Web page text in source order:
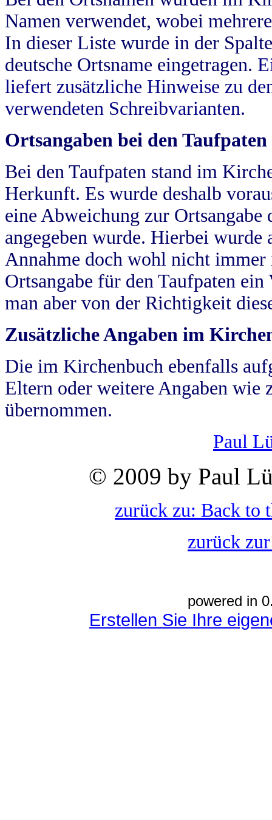
Namen verwendet, wobei
In dieser Liste wurde in der
deutsche Ortsname eingetragen.
liefert zusätzliche Hinweise zu
verwendeten Schreibvarianten.
Ortsangaben bei den Taufpaten
Bei den Taufpaten stand im
Herkunft. Es wurde deshalb
eine Abweichung zur
angegeben wurde. Hierbei wurde
Annahme doch wohl nicht
Ortsangabe für den Taufpaten
man aber von der Richtigkeit
Zusätzliche Angaben im
Die im Kirchenbuch ebenfalls
Eltern oder weitere Angaben wie
übernommen.
Paul
© 2009 by Paul
zurück zu: Back to
zurück
powered in
Erstellen Sie Ihre